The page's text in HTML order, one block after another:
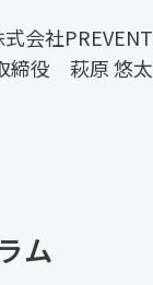
式会社PREVENT
締役 萩原 悠太
ム